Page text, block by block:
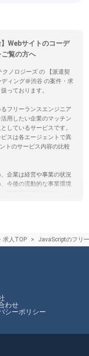
Webサイトのコーデ
ご覧の方へ
ノロジーズ の 【派遣契
ィング＠渋谷 の案件・求
っております。
フリーランスエンジニア
用したい企業のマッチン
しているサービスです。
スは各エージェントで異
トのサービス内容の比較
企業は経営や事業の状況
今後の流動的な事業環境
合った案件があるかを考
すめポイントの閲覧、エ
す。
探しを最大限サポートし
求人TOP JavaScriptのフリ
わせ
シーポリシー